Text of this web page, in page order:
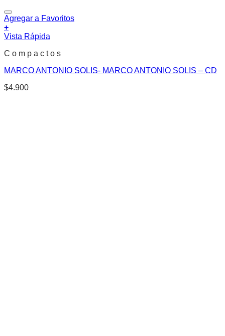
Agregar a Favoritos
+
Vista Rápida
C o m p a c t o s
MARCO ANTONIO SOLIS- MARCO ANTONIO SOLIS – CD
$4.900